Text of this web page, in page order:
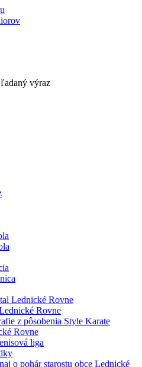
výraz
Lednické Rovne
Rovne
z pôsobenia Style Karate
Rovne
liga
o pohár starostu obce Lednické